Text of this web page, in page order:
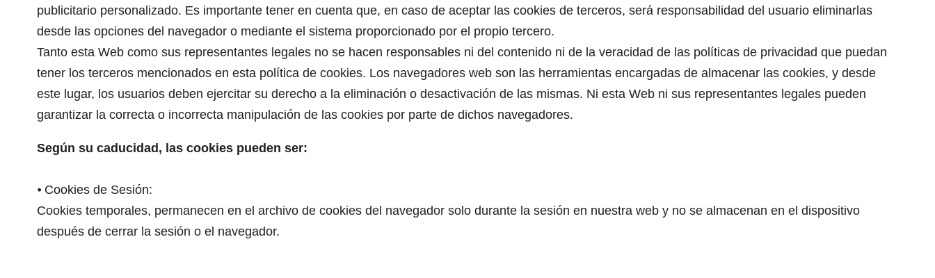
publicitario personalizado. Es importante tener en cuenta que, en caso de aceptar las cookies de terceros, será responsabilidad del usuario eliminarlas
desde las opciones del navegador o mediante el sistema proporcionado por el propio tercero.
Tanto esta Web como sus representantes legales no se hacen responsables ni del contenido ni de la veracidad de las políticas de privacidad que puedan
tener los terceros mencionados en esta política de cookies. Los navegadores web son las herramientas encargadas de almacenar las cookies, y desde
este lugar, los usuarios deben ejercitar su derecho a la eliminación o desactivación de las mismas. Ni esta Web ni sus representantes legales pueden
garantizar la correcta o incorrecta manipulación de las cookies por parte de dichos navegadores.
Según su caducidad, las cookies pueden ser:
⦁ Cookies de Sesión:
Cookies temporales, permanecen en el archivo de cookies del navegador solo durante la sesión en nuestra web y no se almacenan en el dispositivo
después de cerrar la sesión o el navegador.